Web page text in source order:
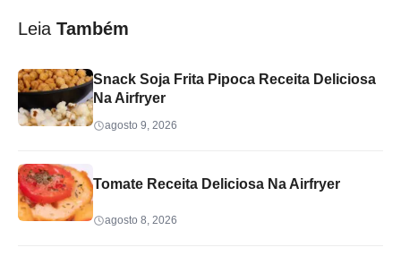
Leia Também
Snack Soja Frita Pipoca Receita Deliciosa
Na Airfryer
agosto 9, 2026
Tomate Receita Deliciosa Na Airfryer
agosto 8, 2026